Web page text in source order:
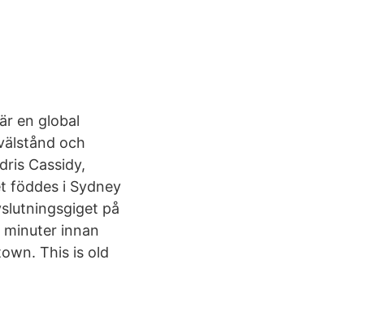
en global
och
Cassidy,
föddes i Sydney
på
innan
This is old